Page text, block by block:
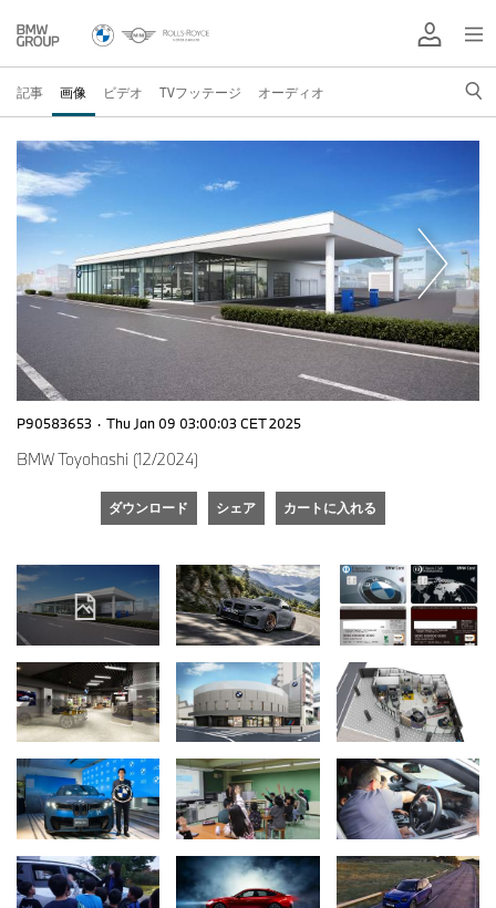
記事 画像 ビデオ TVフッテージ オーディオ
P90583653 · Thu Jan 09 03:00:03 CET 2025
BMW Toyohashi (12/2024)
ダウンロード シェア カートに入れる